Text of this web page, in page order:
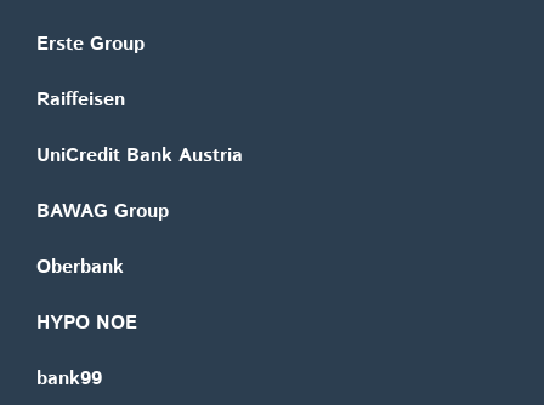
Erste Group
Raiffeisen
UniCredit Bank Austria
BAWAG Group
Oberbank
HYPO NOE
bank99